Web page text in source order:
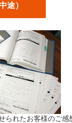
途）
られたお客様のご感